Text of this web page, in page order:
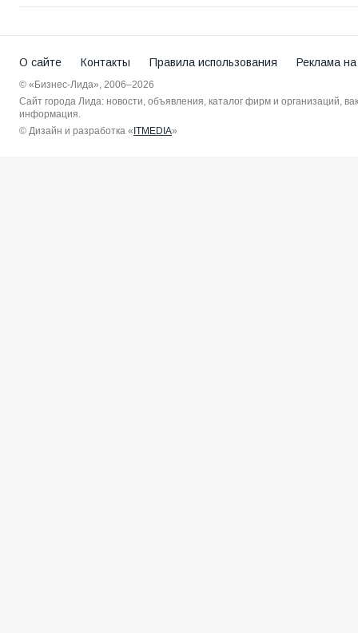
О сайте Контакты Правила использования Реклама
© «Бизнес-Лида», 2006–2026
Сайт города Лида: новости, объявления, каталог фирм и организаций,
информация.
© Дизайн и разработка « ITMEDIA»